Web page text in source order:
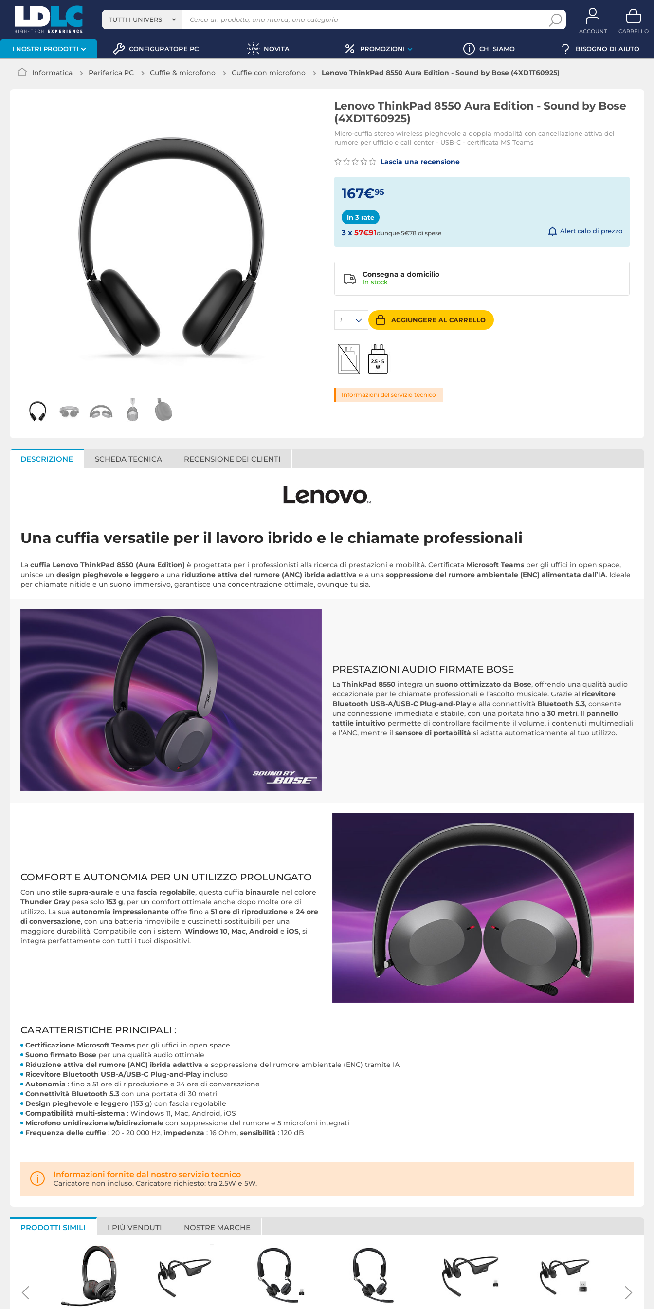
TUTTI I UNIVERSI
ACCOUNT CARRELLO
I NOSTRI PRODOTTI CONFIGURATORE PC NOVITA PROMOZIONI CHI SIAMO BISOGNO DI AIUTO
Informatica Periferica PC Cuffie & microfono Cuffie con microfono Lenovo ThinkPad 8550 Aura Edition - Sound by Bose (4XD1T60925)
Lenovo ThinkPad 8550 Aura Edition - Sound by Bose
(4XD1T60925)
Micro-cuffia stereo wireless pieghevole a doppia modalità con cancellazione attiva del
rumore per ufficio e call center - USB-C - certificata MS Teams
Lascia una recensione
167€95
In 3 rate
3 x 57€91dunque 5€78 di spese Alert calo di prezzo
1 AGGIUNGERE AL CARRELLO
Consegna a domicilio
In stock
Informazioni del servizio tecnico
DESCRIZIONE SCHEDA TECNICA RECENSIONE DEI CLIENTI
Una cuffia versatile per il lavoro ibrido e le chiamate professionali
La cuffia Lenovo ThinkPad 8550 (Aura Edition) è progettata per i professionisti alla ricerca di prestazioni e mobilità. Certificata Microsoft Teams per gli uffici in open space,
unisce un design pieghevole e leggero a una riduzione attiva del rumore (ANC) ibrida adattiva e a una soppressione del rumore ambientale (ENC) alimentata dall’IA. Ideale
per chiamate nitide e un suono immersivo, garantisce una concentrazione ottimale, ovunque tu sia.
PRESTAZIONI AUDIO FIRMATE BOSE
La ThinkPad 8550 integra un suono ottimizzato da Bose, offrendo una qualità audio
eccezionale per le chiamate professionali e l’ascolto musicale. Grazie al ricevitore
Bluetooth USB-A/USB-C Plug-and-Playe alla connettività Bluetooth 5.3, consente
una connessione immediata e stabile, con una portata fino a 30 metri. Il pannello
tattile intuitivo permette di controllare facilmente il volume, i contenuti multimediali
e l’ANC, mentre il sensore di portabilità si adatta automaticamente al tuo utilizzo.
COMFORT E AUTONOMIA PER UN UTILIZZO PROLUNGATO
Con uno stile supra-aurale e una fascia regolabile, questa cuffia binaurale nel colore
Thunder Graypesa solo 153 g, per un comfort ottimale anche dopo molte ore di
utilizzo. La sua autonomia impressionante offre fino a 51 ore di riproduzione e 24 ore
di conversazione, con una batteria rimovibile e cuscinetti sostituibili per una
maggiore durabilità. Compatibile con i sistemi Windows 10, Mac, Android e iOS, si
integra perfettamente con tutti i tuoi dispositivi.
CARATTERISTICHE PRINCIPALI :
Certificazione Microsoft Teams per gli uffici in open space
Suono firmato Bose per una qualità audio ottimale
Riduzione attiva del rumore (ANC) ibrida adattiva e soppressione del rumore ambientale (ENC) tramite IA
Ricevitore Bluetooth USB-A/USB-C Plug-and-Playincluso
Autonomia : fino a 51 ore di riproduzione e 24 ore di conversazione
Connettività Bluetooth 5.3 con una portata di 30 metri
Design pieghevole e leggero (153 g) con fascia regolabile
Compatibilità multi-sistema : Windows 11, Mac, Android, iOS
Microfono unidirezionale/bidirezionale con soppressione del rumore e 5 microfoni integrati
Frequenza delle cuffie : 20 - 20 000 Hz, impedenza : 16 Ohm, sensibilità : 120 dB
Informazioni fornite dal nostro servizio tecnico
Caricatore non incluso. Caricatore richiesto: tra 2.5W e 5W.
PRODOTTI SIMILI I PIÙ VENDUTI NOSTRE MARCHE